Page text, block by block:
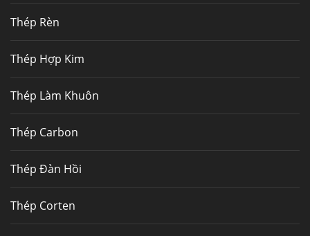
Thép Rèn
Thép Hợp Kim
Thép Làm Khuôn
Thép Carbon
Thép Đàn Hồi
Thép Corten